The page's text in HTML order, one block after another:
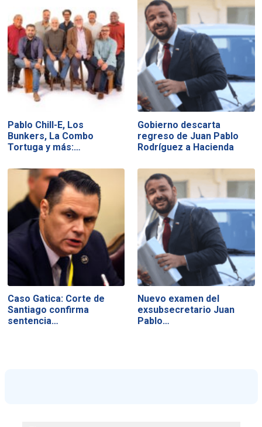
Pablo Chill-E, Los
Bunkers, La Combo
Tortuga y más:…
Gobierno descarta
regreso de Juan Pablo
Rodríguez a Hacienda
Caso Gatica: Corte de
Santiago confirma
sentencia…
Nuevo examen del
exsubsecretario Juan
Pablo…